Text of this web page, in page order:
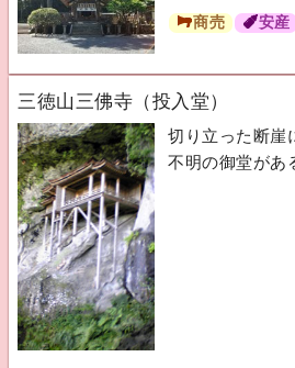
商売 安産
三徳山三佛寺（投入堂）
切り立った断崖
不明の御堂があ